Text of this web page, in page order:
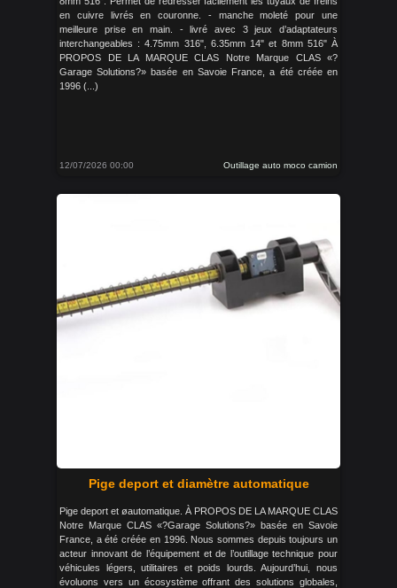
en cuivre livrés en couronne. - manche moleté pour une
meilleure prise en main. - livré avec 3 jeux d’adaptateurs
interchangeables : 4.75mm 316", 6.35mm 14" et 8mm 516" À
PROPOS DE LA MARQUE CLAS Notre Marque CLAS «?
Garage Solutions?» basée en Savoie France, a été créée en
1996 (...)
12/07/2026 00:00 Outillage auto moco camion
Pige deport et diamètre automatique
Pige deport et øautomatique. À PROPOS DE LA MARQUE CLAS
Notre Marque CLAS «?Garage Solutions?» basée en Savoie
France, a été créée en 1996. Nous sommes depuis toujours un
acteur innovant de l’équipement et de l’outillage technique pour
véhicules légers, utilitaires et poids lourds. Aujourd’hui, nous
évoluons vers un écosystème offrant des solutions globales,